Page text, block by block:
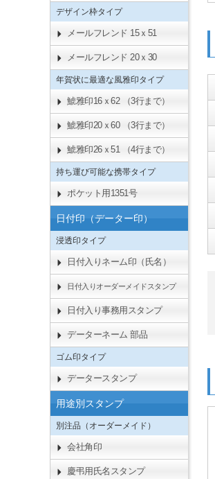
デザイン枠タイプ
メールフレンド 15ｘ51
メールフレンド 20ｘ30
年賀状に最適な風雅印タイプ
鯱雅印16ｘ62 （3行まで）
鯱雅印20ｘ60 （3行まで）
鯱雅印26ｘ51 （4行まで）
持ち運び可能な携帯タイプ
ポケット用1351号
日付印（データー印）
浸透印タイプ
日付入りネーム印（氏名）
日付入りオーダーメイドスタンプ
日付入り事務用スタンプ
データーネーム 部品
ゴム印タイプ
データースタンプ
用途別スタンプ
別注品（オーダーメイド）
会社角印
慶弔用氏名スタンプ